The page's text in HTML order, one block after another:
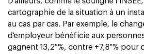
cartographie de la situation à un
au cas par cas. Par exemple, le
d’employeur bénéficie aux
gagnent 13,2 %, contre +7,8 % pour